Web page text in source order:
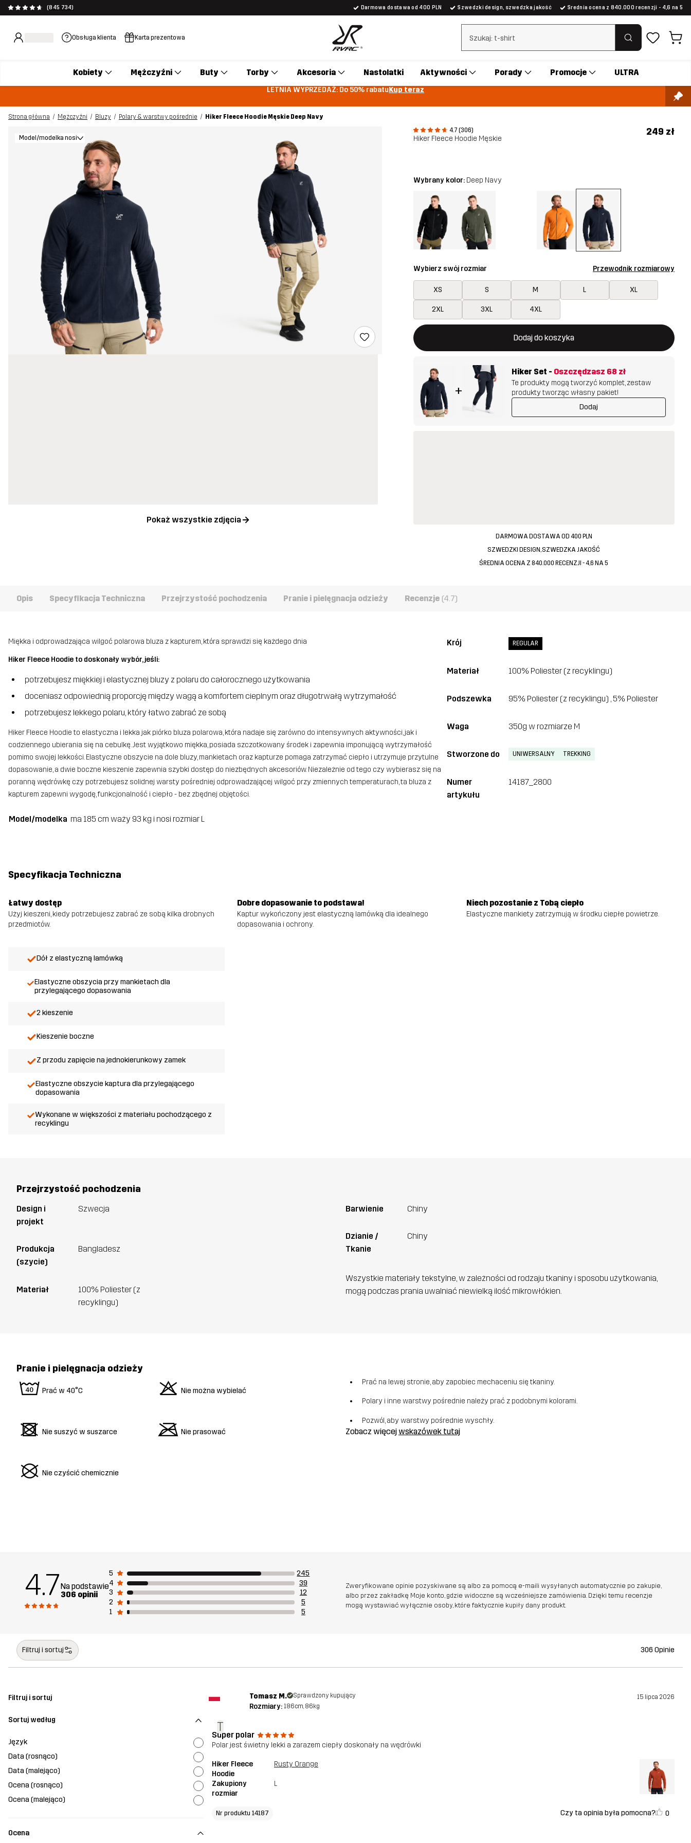
(845 734) Darmowa dostawa od 400 PLN Szwedzki design, szwedzka jakość Średnia ocena z 840.000 recenzji - 4,6 na 5
Obsługa klienta Karta prezentowa Wyczyść wyszukiwanie
Kobiety Mężczyźni Buty Torby Akcesoria Nastolatki Aktywności Porady Promocje ULTRA
LETNIA WYPRZEDAŻ: Do 50% rabatuKup teraz
Strona główna Mężczyźni Bluzy Polary & warstwy pośrednie
Hiker Fleece Hoodie Męskie Deep Navy
4.7 (306)
Hiker Fleece Hoodie Męskie
249 zł
Model/modelka nosi
Pokaż wszystkie zdjęcia
Wybrany kolor: Deep Navy
Wybierz swój rozmiar Przewodnik rozmiarowy
XS S M L XL
2XL 3XL 4XL
Dodaj do koszyka
Ten przycisk otworzy nowe okno, w którym można potwierdzić dodanie
{{size}} nie jest dostępny
+
Hiker Set - Oszczędzasz 68 zł
Te produkty mogą tworzyć komplet, zestaw
produkty tworząc własny pakiet!
Dodaj
DARMOWA DOSTAWA OD 400 PLN
SZWEDZKI DESIGN, SZWEDZKA JAKOŚĆ
ŚREDNIA OCENA Z 840.000 RECENZJI - 4,6 NA 5
Opis Specyfikacja Techniczna Przejrzystość pochodzenia Pranie i pielęgnacja odzieży Recenzje (4.7)
Miękka i odprowadzająca wilgoć polarowa bluza z kapturem, która sprawdzi się każdego dnia
Hiker Fleece Hoodie to doskonały wybór, jeśli:
potrzebujesz miękkiej i elastycznej bluzy z polaru do całorocznego użytkowania
doceniasz odpowiednią proporcję między wagą a komfortem cieplnym oraz długotrwałą wytrzymałość
potrzebujesz lekkego polaru, który łatwo zabrać ze sobą
Hiker Fleece Hoodie to elastyczna i lekka jak piórko bluza polarowa, która nadaje się zarówno do intensywnych aktywności, jak i
codziennego ubierania się na cebulkę. Jest wyjątkowo miękka, posiada szczotkowany środek i zapewnia imponującą wytrzymałość
pomimo swojej lekkości. Elastyczne obszycie na dole bluzy, mankietach oraz kapturze pomaga zatrzymać ciepło i utrzymuje przytulne
dopasowanie, a dwie boczne kieszenie zapewnia szybki dostęp do niezbędnych akcesoriów. Niezależnie od tego czy wybierasz się na
poranną wędrówkę czy potrzebujesz solidnej warsty pośredniej odprowadzającej wilgoć przy zmiennych temperaturach, ta bluza z
kapturem zapewni wygodę, funkcjonalność i ciepło - bez zbędnej objętości.
Model/modelka ma 185 cm waży 93 kg i nosi rozmiar L
Krój REGULAR
Materiał 100% Poliester (z recyklingu)
Podszewka 95% Poliester (z recyklingu) , 5% Poliester
Waga 350g w rozmiarze M
Stworzone do UNIWERSALNY TREKKING
Numer
artykułu
14187_2800
Specyfikacja Techniczna
Łatwy dostęp
Użyj kieszeni, kiedy potrzebujesz zabrać ze sobą kilka drobnych
przedmiotów.
Dobre dopasowanie to podstawa!
Kaptur wykończony jest elastyczną lamówką dla idealnego
dopasowania i ochrony.
Niech pozostanie z Tobą ciepło
Elastyczne mankiety zatrzymują w środku ciepłe powietrze.
Dół z elastyczną lamówką
Elastyczne obszycia przy mankietach dla
przylegającego dopasowania
2 kieszenie
Kieszenie boczne
Z przodu zapięcie na jednokierunkowy zamek
Elastyczne obszycie kaptura dla przylegającego
dopasowania
Wykonane w większości z materiału pochodzącego z
recyklingu
Przejrzystość pochodzenia
Design i
projekt
Szwecja
Produkcja
(szycie)
Bangladesz
Materiał
100% Poliester (z
recyklingu)
Barwienie Chiny
Dzianie /
Tkanie
Chiny
Wszystkie materiały tekstylne, w zależności od rodzaju tkaniny i sposobu użytkowania,
mogą podczas prania uwalniać niewielką ilość mikrowłókien.
Pranie i pielęgnacja odzieży
8 Prać w 40°C o Nie można wybielać
d Nie suszyć w suszarce m Nie prasować
U Nie czyścić chemicznie
Prać na lewej stronie, aby zapobiec mechaceniu się tkaniny.
Polary i inne warstwy pośrednie należy prać z podobnymi kolorami.
Pozwól, aby warstwy pośrednie wyschły.
Zobacz więcej wskazówek tutaj
4.7Na podstawie
306 opinii
5
245
4
39
3
12
2
5
1
5
Zweryfikowane opinie pozyskiwane są albo za pomocą e-maili wysyłanych automatycznie po zakupie,
albo przez zakładkę Moje konto, gdzie widoczne są wcześniejsze zamówienia. Dzięki temu recenzje
mogą wystawiać wyłącznie osoby, które faktycznie kupiły dany produkt.
Filtruj i sortuj 306 Opinie
Filtruj i sortuj
Sortuj według
Język
Data (rosnąco)
Data (malejąco)
Ocena (rosnąco)
Ocena (malejąco)
Ocena
T
Tomasz M. Sprawdzony kupujący 15 lipca 2026
Rozmiary: 186cm, 86kg
Super polar
Polar jest świetny lekki a zarazem ciepły doskonały na wędrówki
Hiker Fleece
Hoodie
Rusty Orange
Zakupiony
rozmiar
L
Nr produktu 14187 Czy ta opinia była pomocna? 0